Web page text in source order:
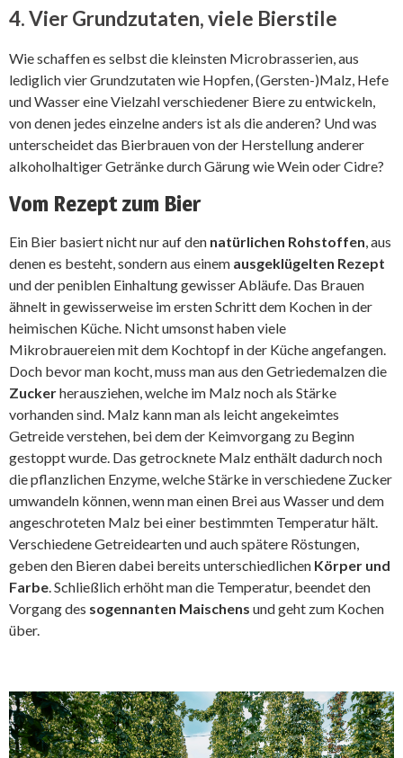
4. Vier Grundzutaten, viele Bierstile
Wie schaffen es selbst die kleinsten Microbrasserien, aus
lediglich vier Grundzutaten wie Hopfen, (Gersten-)Malz, Hefe
und Wasser eine Vielzahl verschiedener Biere zu entwickeln,
von denen jedes einzelne anders ist als die anderen? Und was
unterscheidet das Bierbrauen von der Herstellung anderer
alkoholhaltiger Getränke durch Gärung wie Wein oder Cidre?
Vom Rezept zum Bier
Ein Bier basiert nicht nur auf den natürlichen Rohstoffen, aus
denen es besteht, sondern aus einem ausgeklügelten Rezept
und der peniblen Einhaltung gewisser Abläufe. Das Brauen
ähnelt in gewisserweise im ersten Schritt dem Kochen in der
heimischen Küche. Nicht umsonst haben viele
Mikrobrauereien mit dem Kochtopf in der Küche angefangen.
Doch bevor man kocht, muss man aus den Getriedemalzen die
Zuckerherausziehen, welche im Malz noch als Stärke
vorhanden sind. Malz kann man als leicht angekeimtes
Getreide verstehen, bei dem der Keimvorgang zu Beginn
gestoppt wurde. Das getrocknete Malz enthält dadurch noch
die pflanzlichen Enzyme, welche Stärke in verschiedene Zucker
umwandeln können, wenn man einen Brei aus Wasser und dem
angeschroteten Malz bei einer bestimmten Temperatur hält.
Verschiedene Getreidearten und auch spätere Röstungen,
geben den Bieren dabei bereits unterschiedlichen Körper und
Farbe. Schließlich erhöht man die Temperatur, beendet den
Vorgang des sogennanten Maischens und geht zum Kochen
über.